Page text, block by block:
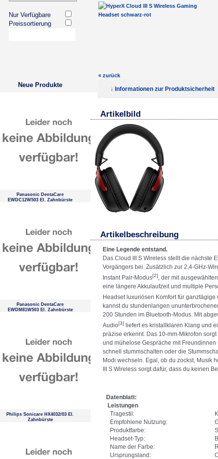
Nur Verfügbare
Preissortierung
Neue Produkte
Panasonic DentaCare
EWDC12W503 El. Zahnbürste
Panasonic DentaCare
EWDM81W503 El. Zahnbürste
Philips Sonicare HX4032/03 El.
Zahnbürste
« zurück
↓ Informationen zur Produktsicherheit
Artikelbild
Artikelbeschreibung
Eine Legende entstand.
Das Cloud III S Wireless stellt die nächste
Vorgängers bei. Zusätzlich zur 2,4-GHz-
Instant Pair-Modus[2], der mit
eine längere Akkulaufzeit und multiple
Headset luxuriösen Komfort für
kannst du stundenlangen
200 Stunden im Bluetooth-Modus. Mit
Audio[3]
liefert es kristallklaren Klang und
präzise erkennt. Das 10-mm-Mikrofon
und mühelose Gespräche mit
schnell stummschalten oder die
Modi wechseln. Egal, ob du zockst, Musik
III S Wireless sorgt dafür, dass du keinen
Datenblatt:
Leistungen
Tragestil:
Empfohlene Nutzung:
Produktfarbe:
Headset-Typ:
Name der Farbe:
Ursprungsland: